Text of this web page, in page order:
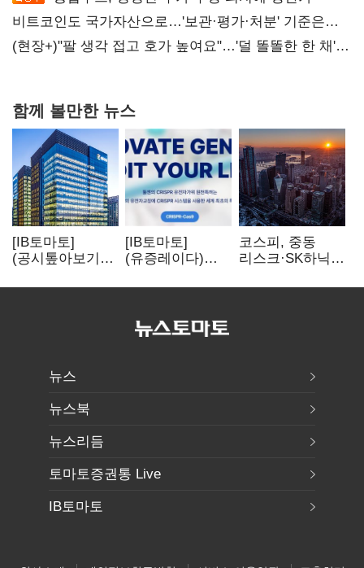
비트코인도 국가자산으로…'보관·평가·처분' 기준은
숙제
(현장+)"팔 생각 접고 호가 높여요"…'덜 똘똘한 한 채'
함께 볼만한 뉴스
[IB토마토]
(공시톺아보기)
바로 매출로
[IB토마토]
(유증레이다)
3분의 1 토막…
비용부터 챙긴다
코스피, 중동
리스크·SK하닉
뒷걸음
뉴스
뉴스북
뉴스리듬
토마토증권통 Live
IB토마토